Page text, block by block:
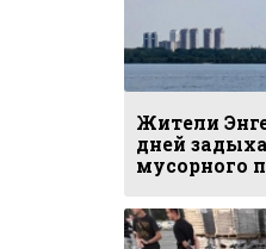
Жители
дней
мусорного